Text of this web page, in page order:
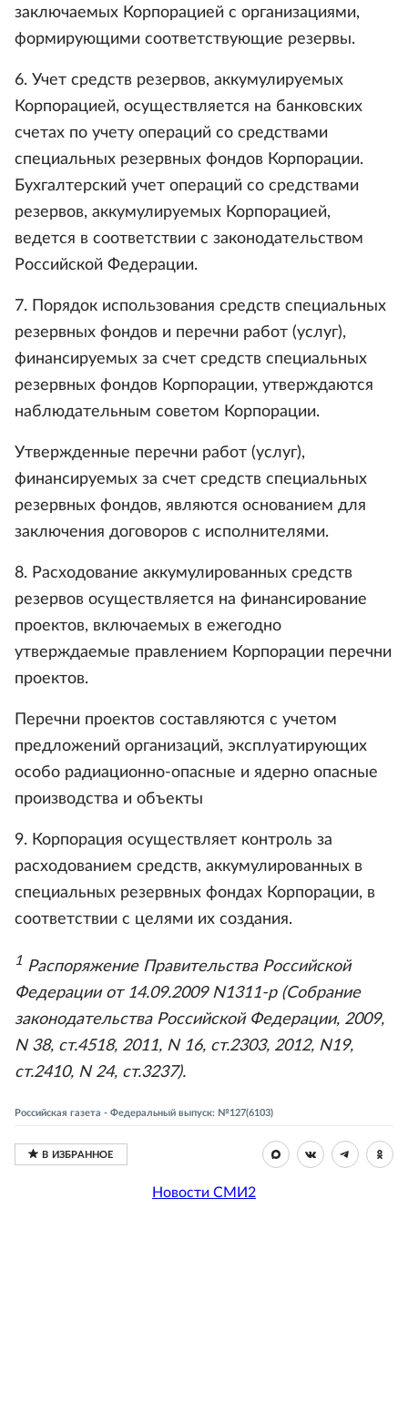
заключаемых Корпорацией с организациями,
формирующими соответствующие резервы.
6. Учет средств резервов, аккумулируемых
Корпорацией, осуществляется на банковских
счетах по учету операций со средствами
специальных резервных фондов Корпорации.
Бухгалтерский учет операций со средствами
резервов, аккумулируемых Корпорацией,
ведется в соответствии с законодательством
Российской Федерации.
7. Порядок использования средств специальных
резервных фондов и перечни работ (услуг),
финансируемых за счет средств специальных
резервных фондов Корпорации, утверждаются
наблюдательным советом Корпорации.
Утвержденные перечни работ (услуг),
финансируемых за счет средств специальных
резервных фондов, являются основанием для
заключения договоров с исполнителями.
8. Расходование аккумулированных средств
резервов осуществляется на финансирование
проектов, включаемых в ежегодно
утверждаемые правлением Корпорации перечни
проектов.
Перечни проектов составляются с учетом
предложений организаций, эксплуатирующих
особо радиационно-опасные и ядерно опасные
производства и объекты
9. Корпорация осуществляет контроль за
расходованием средств, аккумулированных в
специальных резервных фондах Корпорации, в
соответствии с целями их создания.
1 Распоряжение Правительства Российской
Федерации от 14.09.2009 N1311-р (Собрание
законодательства Российской Федерации, 2009,
N 38, ст.4518, 2011, N 16, ст.2303, 2012, N19,
ст.2410, N 24, ст.3237).
Российская газета - Федеральный выпуск: №127(6103)
Новости СМИ2